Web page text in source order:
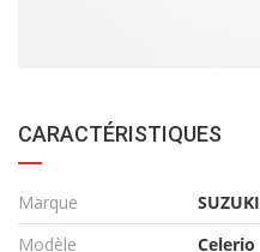
CARACTÉRISTIQUES
Marque
SUZUKI
Modèle
Celerio